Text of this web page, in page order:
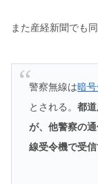
また産経新聞でも
警察無線は暗
とされる。都
が、他警察の
線受令機で受信